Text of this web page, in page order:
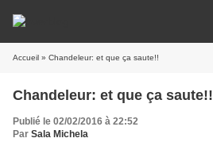
Accueil » Chandeleur: et que ça saute!!
Chandeleur: et que ça saute!!
Publié le 02/02/2016 à 22:52
Par Sala Michela